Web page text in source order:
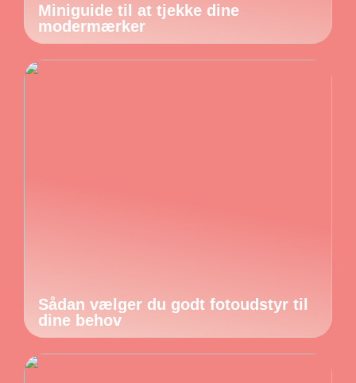
Miniguide til at tjekke dine
modermærker
Sådan vælger du godt fotoudstyr til
dine behov